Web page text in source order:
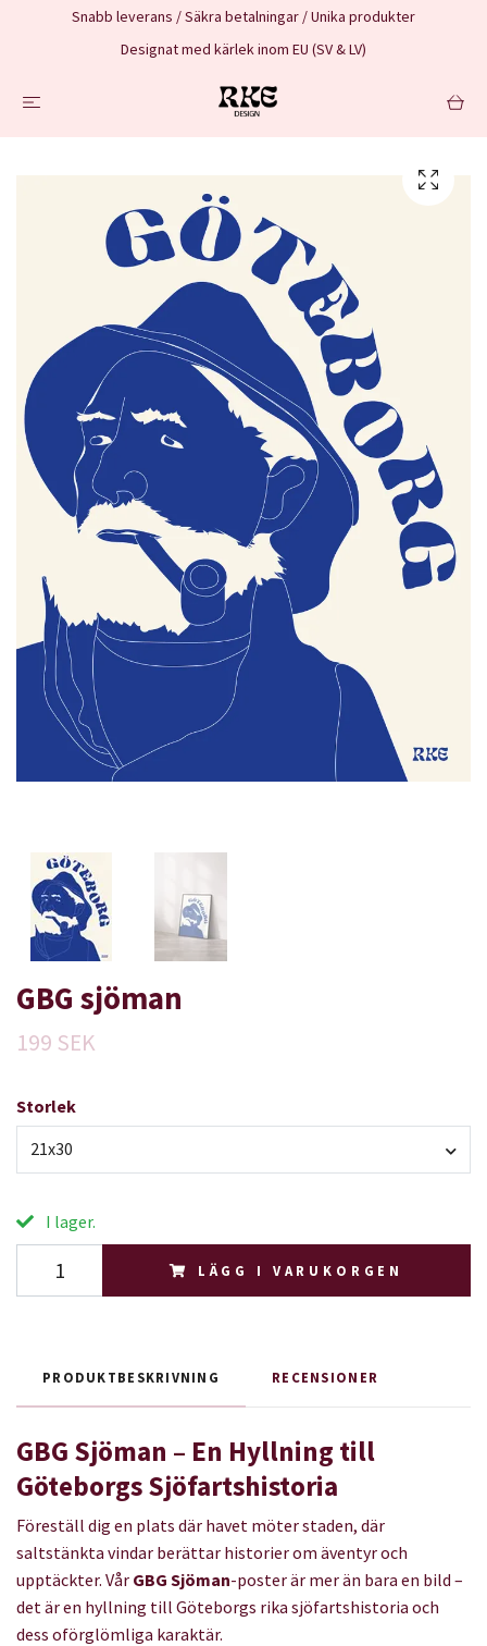
Snabb leverans / Säkra betalningar / Unika produkter
Designat med kärlek inom EU (SV & LV)
GBG sjöman
199 SEK
Storlek
21x30
I lager.
LÄGG I VARUKORGEN
PRODUKTBESKRIVNING RECENSIONER
GBG Sjöman – En Hyllning till
Göteborgs Sjöfartshistoria
Föreställ dig en plats där havet möter staden, där
saltstänkta vindar berättar historier om äventyr och
upptäckter. Vår GBG Sjöman-poster är mer än bara en bild –
det är en hyllning till Göteborgs rika sjöfartshistoria och
dess oförglömliga karaktär.